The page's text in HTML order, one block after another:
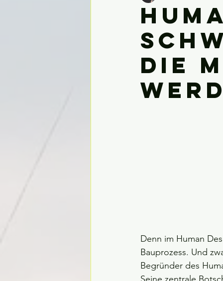
Die
Denn im Human
Bauprozess. Und
Begründer des